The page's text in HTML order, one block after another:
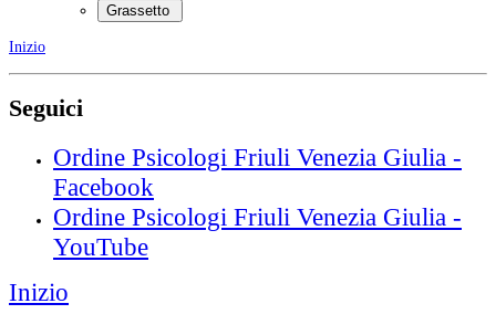
Grassetto
Inizio
Seguici
Ordine Psicologi Friuli Venezia Giulia -
Facebook
Ordine Psicologi Friuli Venezia Giulia -
YouTube
Inizio